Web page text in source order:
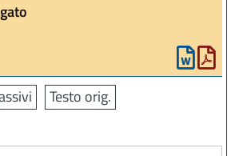
Testo orig.